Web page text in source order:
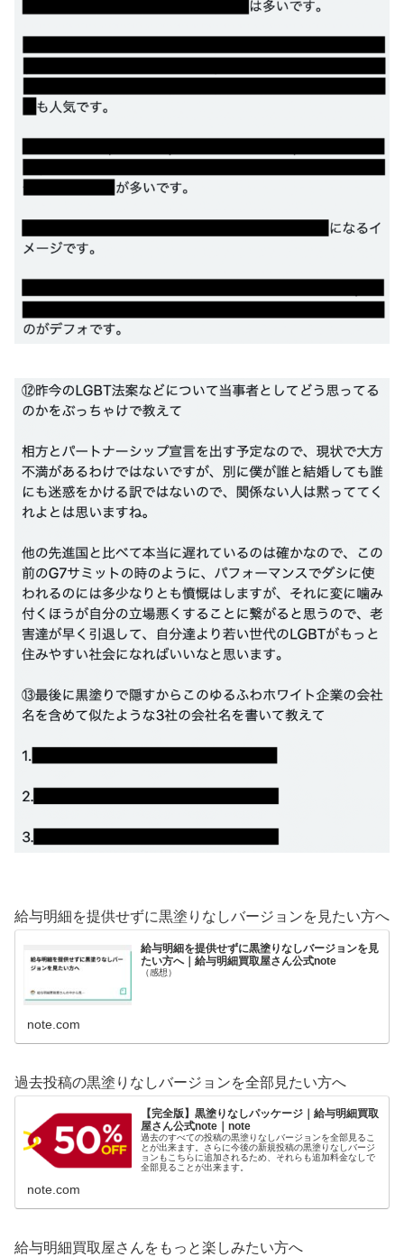
給与明細を提供せずに黒塗りなしバージョンを見たい方へ
給与明細を提供せずに黒塗りなしバージョンを見
たい方へ｜給与明細買取屋さん公式note
（感想）
note.com
過去投稿の黒塗りなしバージョンを全部見たい方へ
【完全版】黒塗りなしパッケージ｜給与明細買取
屋さん公式note｜note
過去のすべての投稿の黒塗りなしバージョンを全部見るこ
とが出来ます。さらに今後の新規投稿の黒塗りなしバージ
ョンもこちらに追加されるため、それらも追加料金なしで
全部見ることが出来ます。
note.com
給与明細買取屋さんをもっと楽しみたい方へ